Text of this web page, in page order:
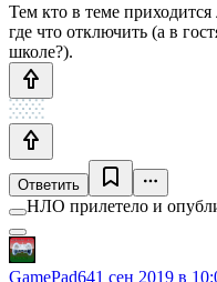
Тем кто в теме
где что отключить (а в
школе?).
Ответить
НЛО прилетело и
GamePad641 сен 2019 в